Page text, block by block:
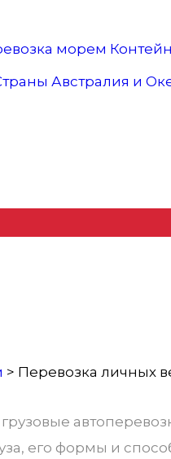
морем
Австралия и
> Перевозка личных
его формы и